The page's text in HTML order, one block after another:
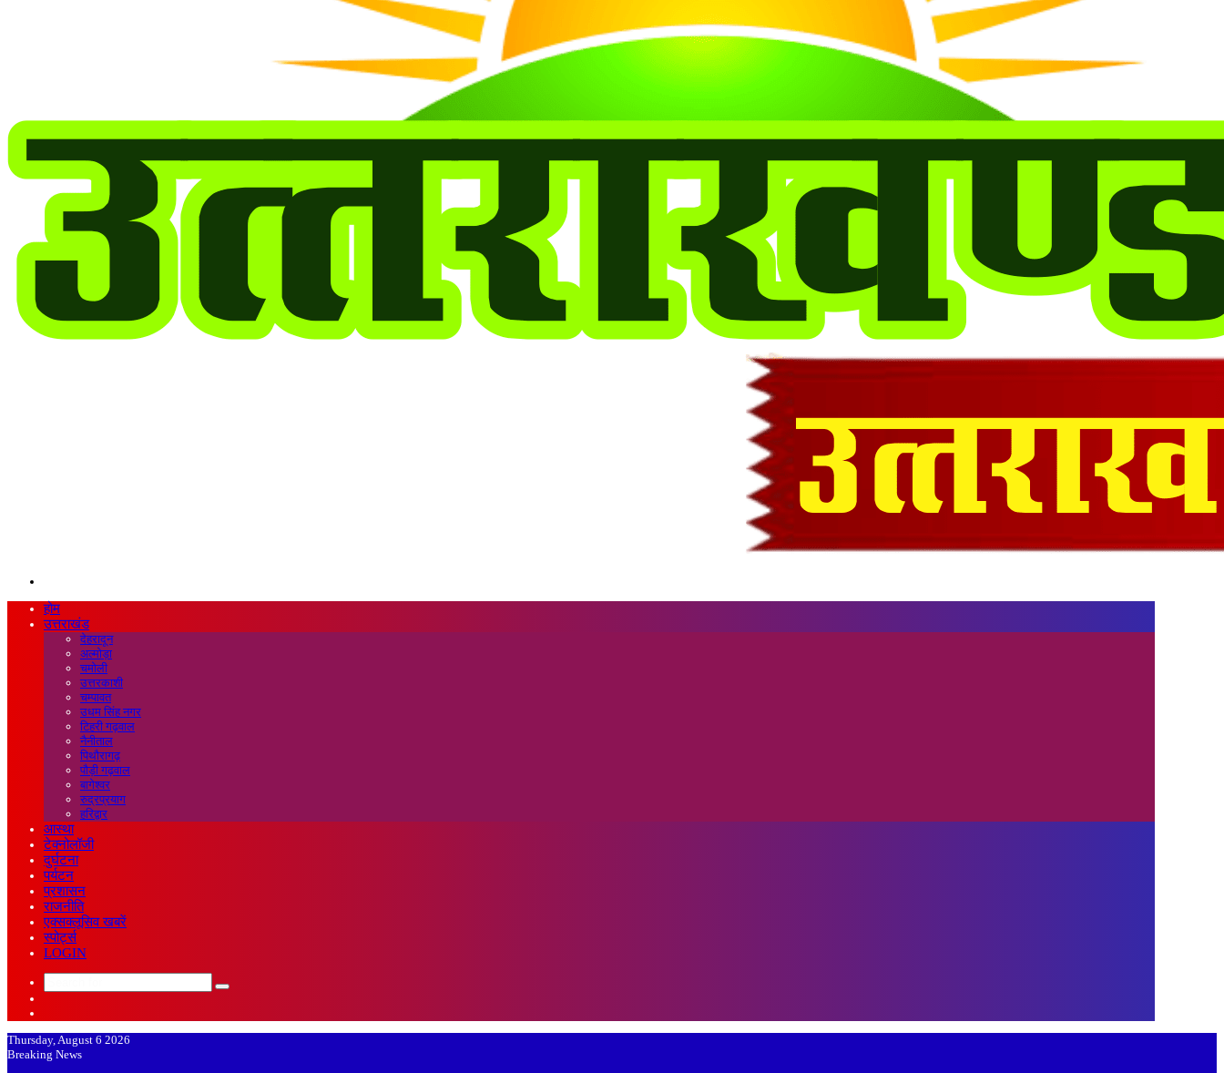
होम
उत्तराखंड
देहरादून
अल्मोड़ा
चमोली
उत्तरकाशी
चम्पावत
उधम सिंह नगर
टिहरी गढ़वाल
नैनीताल
पिथौरागढ़
पौड़ी गढ़वाल
बागेश्वर
रुद्रप्रयाग
हरिद्वार
आस्था
टेक्नोलॉजी
दुर्घटना
पर्यटन
प्रशासन
राजनीति
एक्सक्लूसिव खबरें
स्पोर्ट्स
LOGIN
Search
Thursday, August 6 2026
Breaking News